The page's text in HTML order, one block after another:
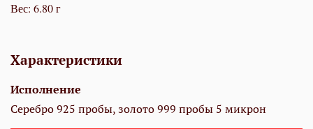
Вес: 6.80 г
Характеристики
Исполнение
Серебро 925 пробы, золото 999 пробы 5 микрон